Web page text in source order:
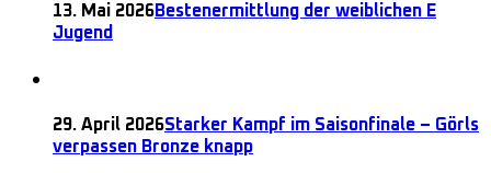
13. Mai 2026Bestenermittlung der weiblichen E
Jugend
29. April 2026Starker Kampf im Saisonfinale – Görls
verpassen Bronze knapp